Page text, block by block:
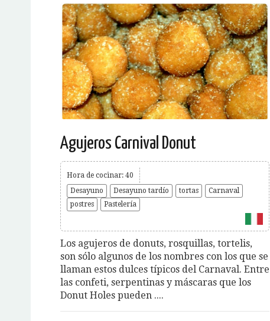
Agujeros Carnival Donut
Hora de cocinar: 40
Desayuno
Desayuno tardío tortas
Carnaval
postres
Pastelería
Los agujeros de donuts, rosquillas, tortelis,
son sólo algunos de los nombres con los que se
llaman estos dulces típicos del Carnaval. Entre
las confeti, serpentinas y máscaras que los
Donut Holes pueden ....